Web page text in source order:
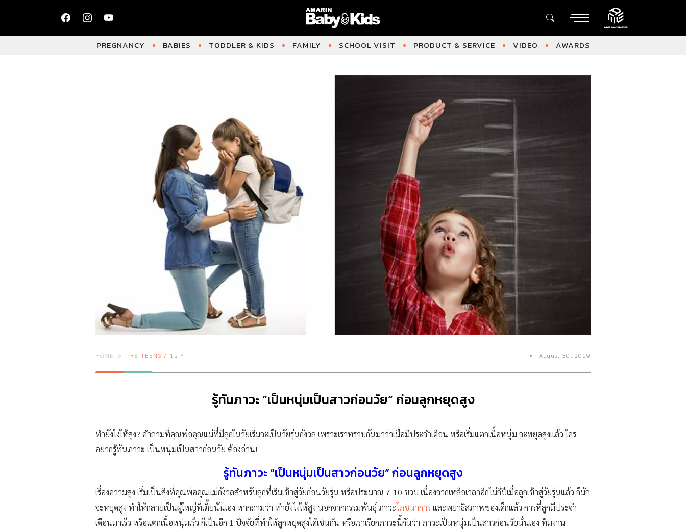
PREGNANCY BABIES TODDLER & KIDS FAMILY SCHOOL VISIT PRODUCT & SERVICE VIDEO AWARDS
HOME PRE-TEENS 7-12 Y August 30, 2019
รู้ทันภาวะ “เป็นหนุ่มเป็นสาวก่อนวัย” ก่อนลูกหยุดสูง
ทำยังไงให้สูง? คำถามที่คุณพ่อคุณแม่ที่มีลูกในวัยเริ่มจะเป็นวัยรุ่นกังวล เพราะเราทราบกันมาว่าเมื่อมีประจำเดือน หรือเริ่มแตกเนื้อหนุ่ม จะหยุดสูงแล้ว ใคร
อยากรู้ทันภาวะ เป็นหนุ่มเป็นสาวก่อนวัย ต้องอ่าน!
รู้ทันภาวะ “เป็นหนุ่มเป็นสาวก่อนวัย” ก่อนลูกหยุดสูง
เรื่องความสูง เริ่มเป็นสิ่งที่คุณพ่อคุณแม่กังวลสำหรับลูกที่เริ่มเข้าสู่วัยก่อนวัยรุ่น หรือประมาณ 7-10 ขวบ เนื่องจากเหลือเวลาอีกไม่กี่ปีเมื่อลูกเข้าสู่วัยรุ่นแล้ว ก็มัก
จะหยุดสูง ทำให้กลายเป็นผู้ใหญ่ที่เตี้ยนั่นเอง หากถามว่า ทำยังไงให้สูง นอกจากกรรมพันธุ์ ภาวะโภชนาการและพยาธิสภาพของเด็กแล้ว การที่ลูกมีประจำ
เดือนมาเร็ว หรือแตกเนื้อหนุ่มเร็ว ก็เป็นอีก 1 ปัจจัยที่ทำให้ลูกหยุดสูงได้เช่นกัน หรือเราเรียกภาวะนี้กันว่า ภาวะเป็นหนุ่มเป็นสาวก่อนวัยนั่นเอง ทีมงาน